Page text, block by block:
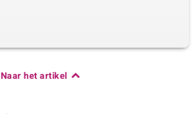
Naar het artikel